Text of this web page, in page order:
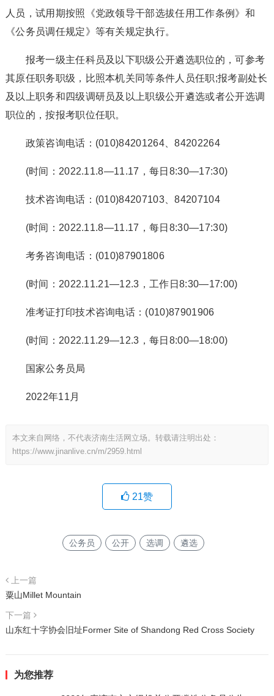
人员，试用期按照《党政领导干部选拔任用工作条例》和
《公务员调任规定》等有关规定执行。
报考一级主任科员及以下职级公开遴选职位的，可参考
其原任职务职级，比照本机关同等条件人员任职;报考副处长
及以上职务和四级调研员及以上职级公开遴选或者公开选调
职位的，按报考职位任职。
政策咨询电话：(010)84201264、84202264
(时间：2022.11.8—11.17，每日8:30—17:30)
技术咨询电话：(010)84207103、84207104
(时间：2022.11.8—11.17，每日8:30—17:30)
考务咨询电话：(010)87901806
(时间：2022.11.21—12.3，工作日8:30—17:00)
准考证打印技术咨询电话：(010)87901906
(时间：2022.11.29—12.3，每日8:00—18:00)
国家公务员局
2022年11月
本文来自网络，不代表济南生活网立场。转载请注明出处：
https://www.jinanlive.cn/m/2959.html
21赞
公务员 公开 选调 遴选
上一篇
粟山Millet Mountain
下一篇
山东红十字协会旧址Former Site of Shandong Red Cross Society
为您推荐